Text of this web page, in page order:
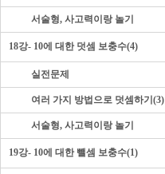
서술형, 사고력이랑 놀기
18강- 10에 대한 덧셈 보충수(4)
실전문제
여러 가지 방법으로 덧셈하기(3)
서술형, 사고력이랑 놀기
19강- 10에 대한 뺄셈 보충수(1)